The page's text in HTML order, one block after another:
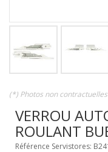
(*) Photos non contractuelles
VERROU
ROULANT
Référence Servistores: